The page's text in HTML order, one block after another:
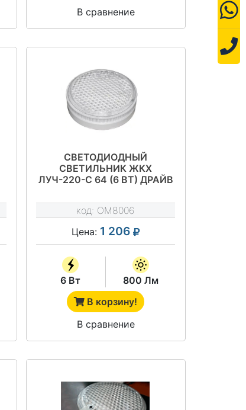
В сравнение
СВЕТОДИОДНЫЙ
СВЕТИЛЬНИК ЖКХ
ЛУЧ-220-С 64 (6 ВТ) ДРАЙВ
код: OM8006
Цена: 1 206
6 Вт
800 Лм
В корзину!
В сравнение